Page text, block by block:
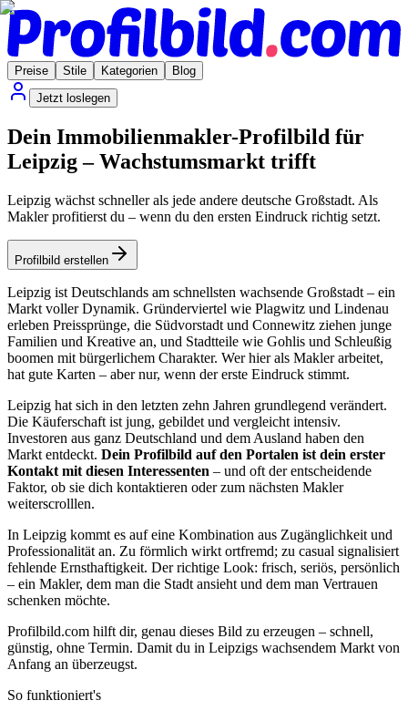
Preise Stile Kategorien
Blog
Jetzt loslegen
Dein Immobilienmakler-Profilbild für
Leipzig – Wachstumsmarkt trifft
Leipzig wächst schneller als jede andere deutsche Großstadt. Als
Makler profitierst du – wenn du den ersten Eindruck richtig setzt.
Profilbild erstellen
Leipzig ist Deutschlands am schnellsten wachsende Großstadt – ein
Markt voller Dynamik. Gründerviertel wie Plagwitz und Lindenau
erleben Preissprünge, die Südvorstadt und Connewitz ziehen junge
Familien und Kreative an, und Stadtteile wie Gohlis und Schleußig
boomen mit bürgerlichem Charakter. Wer hier als Makler arbeitet,
hat gute Karten – aber nur, wenn der erste Eindruck stimmt.
Leipzig hat sich in den letzten zehn Jahren grundlegend verändert.
Die Käuferschaft ist jung, gebildet und vergleicht intensiv.
Investoren aus ganz Deutschland und dem Ausland haben den
Markt entdeckt. Dein Profilbild auf den Portalen ist dein erster
Kontakt mit diesen Interessenten – und oft der entscheidende
Faktor, ob sie dich kontaktieren oder zum nächsten Makler
weiterscrolllen.
In Leipzig kommt es auf eine Kombination aus Zugänglichkeit und
Professionalität an. Zu förmlich wirkt ortfremd; zu casual signalisiert
fehlende Ernsthaftigkeit. Der richtige Look: frisch, seriös, persönlich
– ein Makler, dem man die Stadt ansieht und dem man Vertrauen
schenken möchte.
Profilbild.com hilft dir, genau dieses Bild zu erzeugen – schnell,
günstig, ohne Termin. Damit du in Leipzigs wachsendem Markt von
Anfang an überzeugst.
So funktioniert's